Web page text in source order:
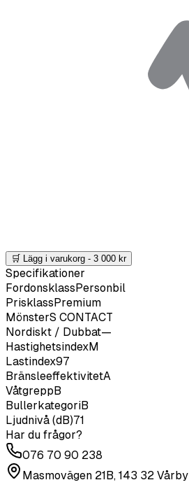
🛒 Lägg i varukorg - 3 000 kr
Specifikationer
FordonsklassPersonbil
PrisklassPremium
MönsterS CONTACT
Nordiskt / Dubbat—
HastighetsindexM
Lastindex97
BränsleeffektivitetA
VåtgreppB
BullerkategoriB
Ljudnivå (dB)71
Har du frågor?
076 70 90 238
Masmovägen 21B, 143 32 Vårby